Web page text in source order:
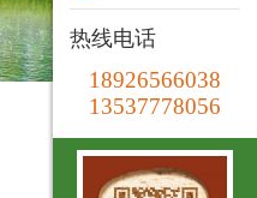
热线电话
18926566038
13537778056